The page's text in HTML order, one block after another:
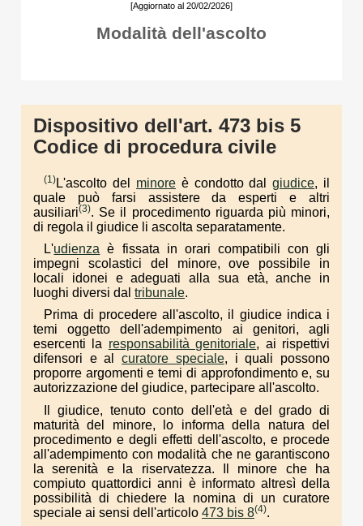
[Aggiornato al 20/02/2026]
Modalità dell'ascolto
Dispositivo dell'art. 473 bis 5
Codice di procedura civile
(1) L'ascolto del minoreè condotto dalgiudice, il
quale può farsi assistere da esperti e altri
ausiliari(3). Se il procedimento riguarda più minori,
di regola il giudice li ascolta separatamente.
L'udienza è fissata in orari compatibili con gli
impegni scolastici del minore, ove possibile in
locali idonei e adeguati alla sua età, anche in
luoghi diversi dal tribunale.
Prima di procedere all'ascolto, il giudice indica i
temi oggetto dell'adempimento ai genitori, agli
esercenti la responsabilità genitoriale, ai rispettivi
difensori e alcuratore speciale, i quali possono
proporre argomenti e temi di approfondimento e, su
autorizzazione del giudice, partecipare all'ascolto.
Il giudice, tenuto conto dell'età e del grado di
maturità del minore, lo informa della natura del
procedimento e degli effetti dell'ascolto, e procede
all'adempimento con modalità che ne garantiscono
la serenità e la riservatezza. Il minore che ha
compiuto quattordici anni è informato altresì della
possibilità di chiedere la nomina di un curatore
speciale ai sensi dell'articolo 473 bis 8(4).